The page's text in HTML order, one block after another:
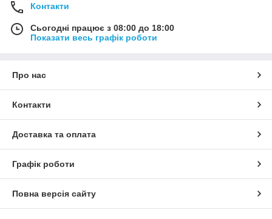
Контакти
Сьогодні працює з 08:00 до 18:00
Показати весь графік роботи
Про нас
Контакти
Доставка та оплата
Графік роботи
Повна версія сайту